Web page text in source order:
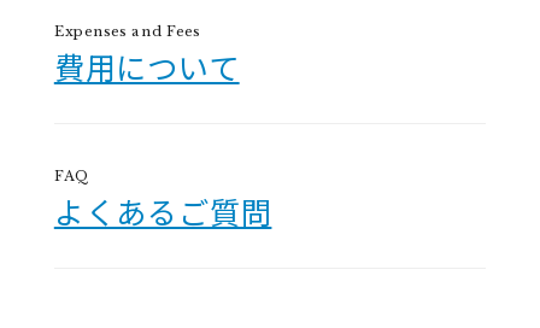
Expenses and Fees
費用について
FAQ
よくあるご質問